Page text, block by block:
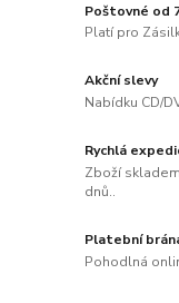
Poštovné od
Platí pro
Akční slevy
Nabídku CD/
Rychlá
Zboží
dnů..
Platební
Pohodlná